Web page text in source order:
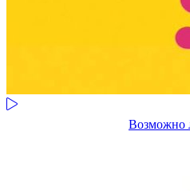
Возможно